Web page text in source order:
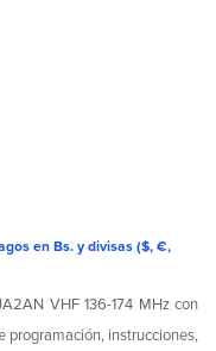
en Bs. y divisas ($, €,
VHF 136-174 MHz con
programación, instrucciones,